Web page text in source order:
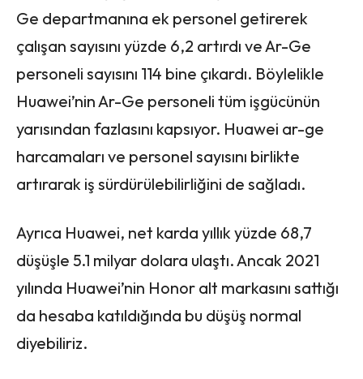
Ge departmanına ek personel getirerek
çalışan sayısını yüzde 6,2 artırdı ve Ar-Ge
personeli sayısını 114 bine çıkardı. Böylelikle
Huawei’nin Ar-Ge personeli tüm işgücünün
yarısından fazlasını kapsıyor. Huawei ar-ge
harcamaları ve personel sayısını birlikte
artırarak iş sürdürülebilirliğini de sağladı.
Ayrıca Huawei, net karda yıllık yüzde 68,7
düşüşle 5.1 milyar dolara ulaştı. Ancak 2021
yılında Huawei’nin Honor alt markasını sattığı
da hesaba katıldığında bu düşüş normal
diyebiliriz.